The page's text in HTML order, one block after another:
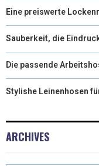
Eine preiswerte
Sauberkeit, die
Die passende
Stylishe Leinenhosen
ARCHIVES